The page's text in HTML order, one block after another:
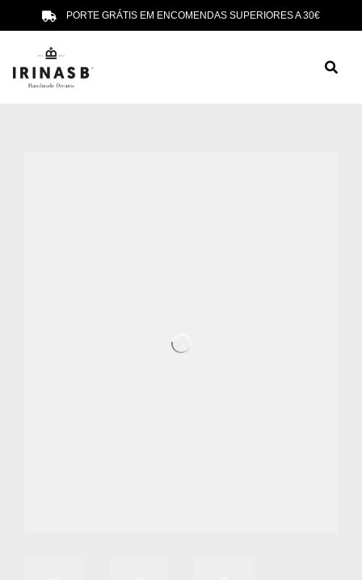
PORTE GRÁTIS EM ENCOMENDAS SUPERIORES A 30€